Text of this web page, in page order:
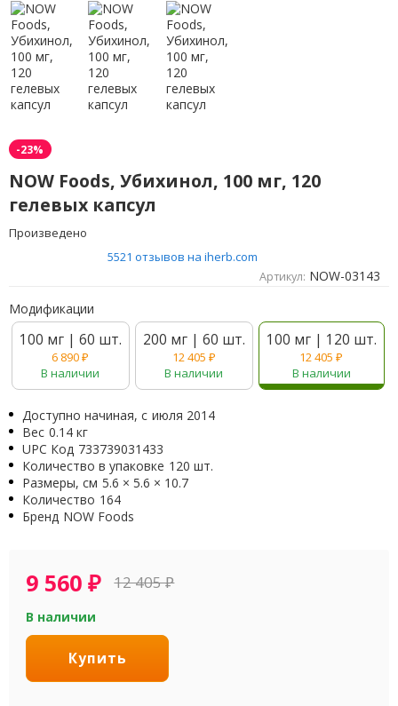
-23%
NOW Foods, Убихинол, 100 мг, 120
гелевых капсул
Произведено
5521 отзывов на iherb.com
Артикул: NOW-03143
Модификации
100 мг | 60 шт.
6 890₽
В наличии
200 мг | 60 шт.
12 405 ₽
В наличии
100 мг | 120 шт.
12 405₽
В наличии
Доступно начиная, с июля 2014
Вес 0.14 кг
UPC Код 733739031433
Количество в упаковке 120 шт.
Размеры, см 5.6 × 5.6 × 10.7
Количество 164
Бренд NOW Foods
9 560₽ 12 405₽
В наличии
Купить